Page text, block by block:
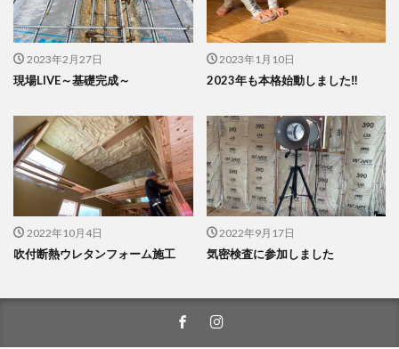
2023年2月27日
現場LIVE～基礎完成～
2023年1月10日
2023年も本格始動しました‼
2022年10月4日
吹付断熱ウレタンフォーム施工
2022年9月17日
気密検査に参加しました